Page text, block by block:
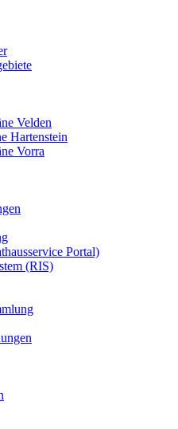
Velden
Hartenstein
Vorra
Portal)
(RIS)